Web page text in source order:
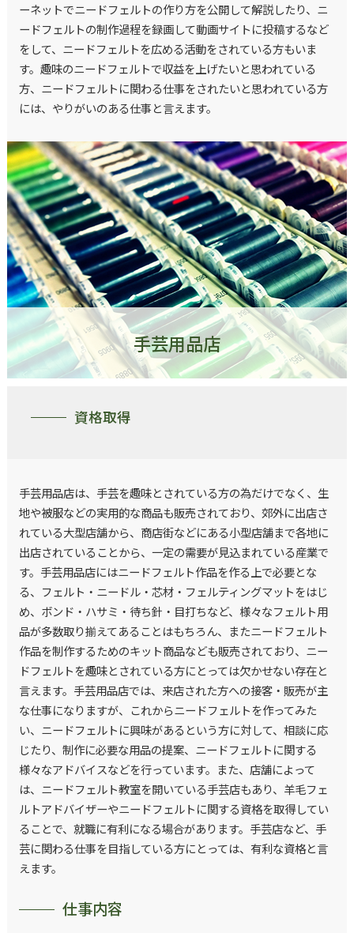
ーネットでニードフェルトの作り方を公開して解説したり、ニ
ードフェルトの制作過程を録画して動画サイトに投稿するなど
をして、ニードフェルトを広める活動をされている方もいま
す。趣味のニードフェルトで収益を上げたいと思われている
方、ニードフェルトに関わる仕事をされたいと思われている方
には、やりがいのある仕事と言えます。
手芸用品店
資格取得
手芸用品店は、手芸を趣味とされている方の為だけでなく、生
地や被服などの実用的な商品も販売されており、郊外に出店さ
れている大型店舗から、商店街などにある小型店舗まで各地に
出店されていることから、一定の需要が見込まれている産業で
す。手芸用品店にはニードフェルト作品を作る上で必要とな
る、フェルト・ニードル・芯材・フェルティングマットをはじ
め、ボンド・ハサミ・待ち針・目打ちなど、様々なフェルト用
品が多数取り揃えてあることはもちろん、またニードフェルト
作品を制作するためのキット商品なども販売されており、ニー
ドフェルトを趣味とされている方にとっては欠かせない存在と
言えます。手芸用品店では、来店された方への接客・販売が主
な仕事になりますが、これからニードフェルトを作ってみた
い、ニードフェルトに興味があるという方に対して、相談に応
じたり、制作に必要な用品の提案、ニードフェルトに関する
様々なアドバイスなどを行っています。また、店舗によって
は、ニードフェルト教室を開いている手芸店もあり、羊毛フェ
ルトアドバイザーやニードフェルトに関する資格を取得してい
ることで、就職に有利になる場合があります。手芸店など、手
芸に関わる仕事を目指している方にとっては、有利な資格と言
えます。
仕事内容